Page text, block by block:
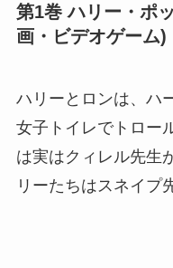
第1巻 ハリー・ポ
画・ビデオゲーム)
ハリーとロンは、ハ
女子トイレでトロー
は実はクィレル先生
リーたちはスネイプ